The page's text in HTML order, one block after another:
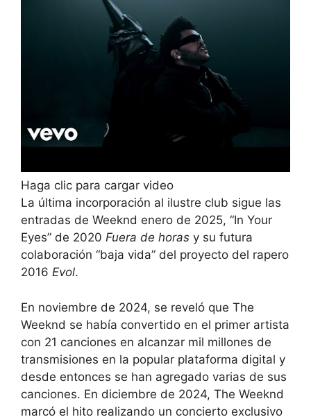
Haga clic para cargar video
La última incorporación al ilustre club sigue las
entradas de Weeknd enero de 2025, “In Your
Eyes” de 2020 Fuera de horas y su futura
colaboración “baja vida” del proyecto del rapero
2016 Evol.
En noviembre de 2024, se reveló que The
Weeknd se había convertido en el primer artista
con 21 canciones en alcanzar mil millones de
transmisiones en la popular plataforma digital y
desde entonces se han agregado varias de sus
canciones. En diciembre de 2024, The Weeknd
marcó el hito realizando un concierto exclusivo